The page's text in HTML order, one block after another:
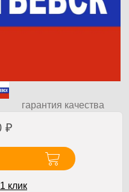
гарантия качества
₽
клик